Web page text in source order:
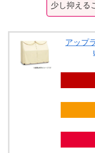
少し抑える
アップ